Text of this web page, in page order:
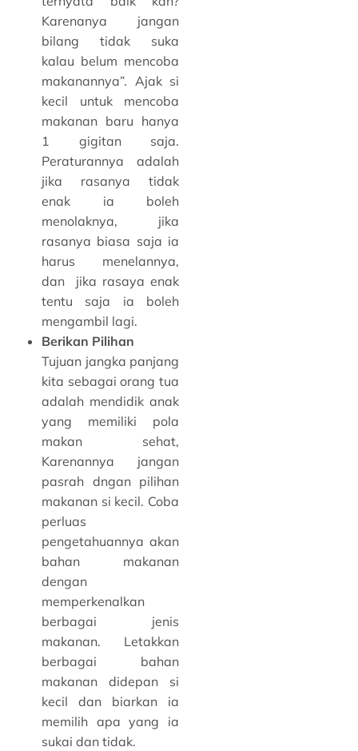
Karenanya jangan
bilang tidak suka
kalau belum mencoba
makanannya”. Ajak si
kecil untuk mencoba
makanan baru hanya
1 gigitan saja.
Peraturannya adalah
jika rasanya tidak
enak ia boleh
menolaknya, jika
rasanya biasa saja ia
harus menelannya,
dan jika rasaya enak
tentu saja ia boleh
mengambil lagi.
Berikan Pilihan
Tujuan jangka panjang
kita sebagai orang tua
adalah mendidik anak
yang memiliki pola
makan sehat,
Karenannya jangan
pasrah dngan pilihan
makanan si kecil. Coba
perluas
pengetahuannya akan
bahan makanan
dengan
memperkenalkan
berbagai jenis
makanan. Letakkan
berbagai bahan
makanan didepan si
kecil dan biarkan ia
memilih apa yang ia
sukai dan tidak.